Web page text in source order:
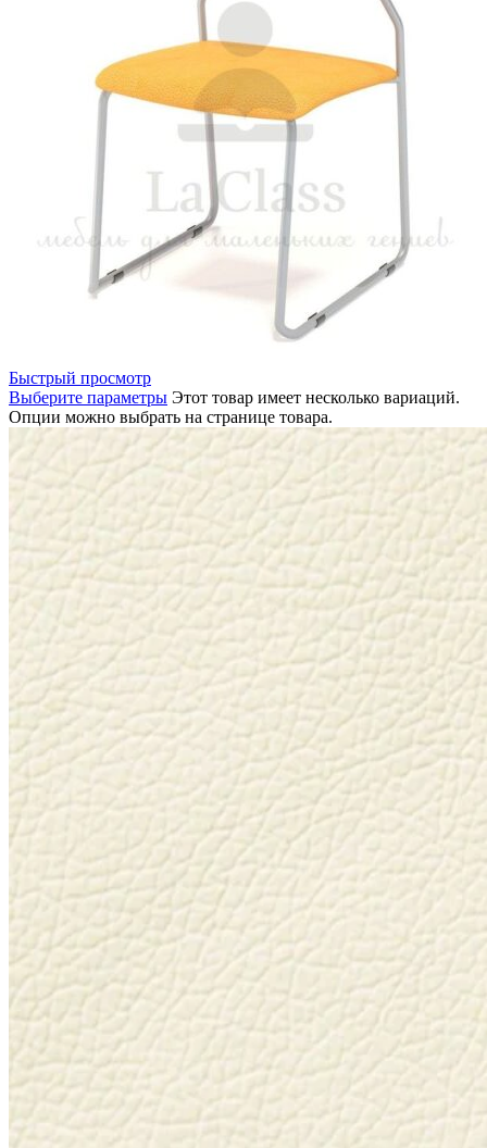
Быстрый просмотр
Выберите параметры Этот товар имеет несколько вариаций.
Опции можно выбрать на странице товара.